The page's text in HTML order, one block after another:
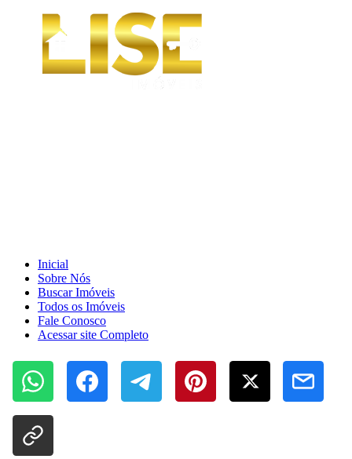
Inicial
Sobre Nós
Buscar Imóveis
Todos os Imóveis
Fale Conosco
Acessar site Completo